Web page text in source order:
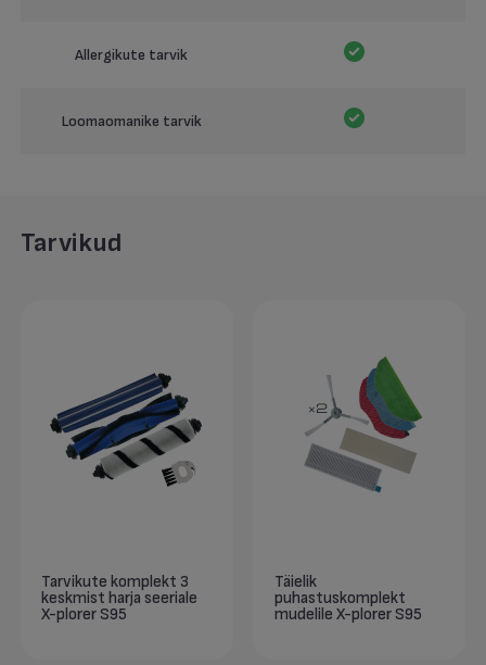
Allergikute tarvik
Loomaomanike tarvik
Tarvikud
Tarvikute komplekt 3
keskmist harja seeriale
X-plorer S95
Täielik
puhastuskomplekt
mudelile X-plorer S95